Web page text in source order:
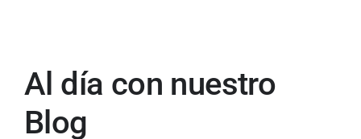
Al día con nuestro
Blog